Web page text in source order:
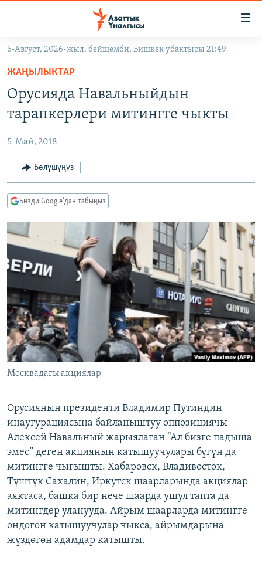
Навигацияга
өтүңүз
Издөөгө
салыңызКЫРГЫЗСТАН
ЭКОНОМИКА
МАДАНИЯТ
ДҮЙНӨ
БОРБОР АЗИЯ
УКРАИНА
АТАЙЫН ИЛИКТӨӨ
ТВ ПРОГРАММАЛАР
ЭКСПЕРТТЕР ТАЛДАЙТ
БИЗ ЖАНА ДҮЙНӨ
ДАНИСТЕ
ЭЖЕ-СИҢДИЛЕР
АЗАТТЫК+
ЫҢГАЙСЫЗ СУРООЛОР
ӨЗГӨЧӨ ПИКИР
Русский
ОНЛАЙН ШЕРИНЕ
ЭЕ/АРнун бардык сайттары
6-Август, 2026-жыл, бейшемби, Бишкек убактысы 21:49
ЖАҢЫЛЫКТАР
Орусияда Навальныйдын
тарапкерлери митингге чыкты
5-Май, 2018
Бөлүшүңүз
Бизди Google'дан табыңыз
Москвадагы акциялар
Орусиянын президенти Владимир Путиндин
инаугурациясына байланыштуу оппозициячы
Алексей Навальный жарыялаган “Ал бизге падыша
эмес” деген акциянын катышуучулары бүгүн да
митингге чыгышты. Хабаровск, Владивосток,
Түштүк Сахалин, Иркутск шаарларында акциялар
аяктаса, башка бир нече шаарда ушул тапта да
митингдер уланууда. Айрым шаарларда митингге
ондогон катышуучулар чыкса, айрымдарына
жүздөгөн адамдар катышты.